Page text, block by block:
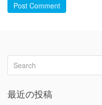
Post Comment
最近の投稿